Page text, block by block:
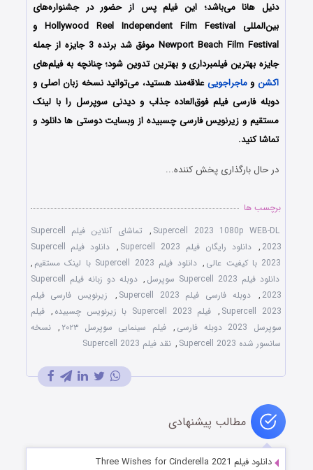
دنیل هانا می‌باشد؛ این فیلم پس از حضور در جشنواره‌های
بین‌المللی Hollywood Reel Independent Film Festival و
Newport Beach Film Festival موفق شد برنده 3 جایزه از جمله
جایزه بهترین فیلمبرداری و بهترین تدوین شود؛ چنانچه به فیلم‌های
اکشن وماجراجوییعلاقه‌مند هستید، می‌توانید نسخه زبان اصلی و
دوبله فارسی فیلم فوق‌العاده جذاب و دیدنی سوپرسل را با ‌لینک
مستقیم و زیرنویس فارسی چسبیده از وبسایت دوستی ها دانلود و
تماشا کنید.
در حال بارگذاری پخش کننده...
برچسب ها
Supercell 2023 1080p WEB-DL
,
تماشای آنلاین فیلم Supercell
2023
, دانلود رایگان فیلم Supercell 2023 ,
دانلود فیلم Supercell
2023 با کیفیت عالی
, دانلود فیلم Supercell 2023 با لینک مستقیم
,
دانلود فیلم Supercell 2023 سوپرسل
,
دوبله دو زبانه فیلم Supercell
2023
, دوبله فارسی فیلم Supercell 2023 ,
زیرنویس فارسی فیلم
Supercell 2023
, فیلم Supercell 2023 با زیرنویس چسبیده , فیلم
سوپرسل 2023 دوبله فارسی
, فیلم سینمایی سوپرسل ۲۰۲۳ , نسخه
سانسور شده Supercell 2023
, نقد فیلم Supercell 2023
مطالب پیشنهادی
دانلود فیلم Three Wishes for Cinderella 2021